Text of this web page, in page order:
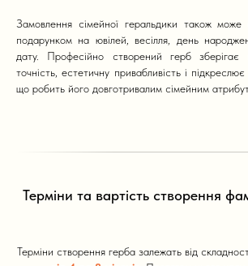
Замовлення сімейної геральдики також може
подарунком на ювілей, весілля, день
дату. Професійно створений герб зберігає
точність, естетичну привабливість і підкреслює
що робить його довготривалим сімейним
Терміни та вартість створення
Терміни створення герба залежать від